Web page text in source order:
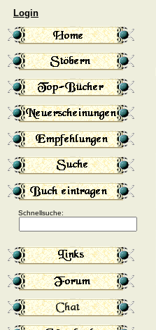
Login
Schnellsuche: